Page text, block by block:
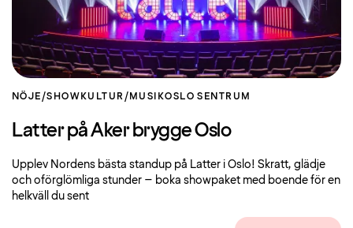
NÖJE/SHOW KULTUR/MUSIKOSLO SENTRUM
Latter på Aker brygge Oslo
Upplev Nordens bästa standup på Latter i Oslo! Skratt, glädje
och oförglömliga stunder – boka showpaket med boende för en
helkväll du sent